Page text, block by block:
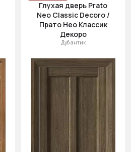
Глухая дверь Prato
Neo Classic Decoro /
Прато Нео Классик
Декоро
Дуб антик